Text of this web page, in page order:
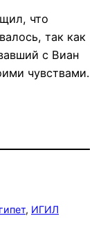
что
так как
с Виан
чувствами.
, ИГИЛ